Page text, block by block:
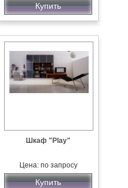
Купить
Шкаф "Play"
Цена: по запросу
Купить